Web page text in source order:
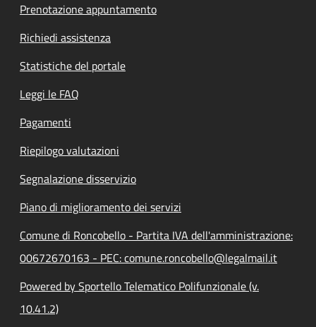
Prenotazione appuntamento
Richiedi assistenza
Statistiche del portale
Leggi le FAQ
Pagamenti
Riepilogo valutazioni
Segnalazione disservizio
Piano di miglioramento dei servizi
Comune di Roncobello - Partita IVA dell'amministrazione:
00672670163 - PEC: comune.roncobello@legalmail.it
Powered by Sportello Telematico Polifunzionale (v.
10.41.2)